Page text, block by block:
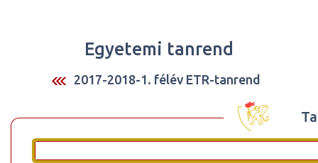
Egyetemi tanrend
2017-2018-1. félév ETR-tanrend